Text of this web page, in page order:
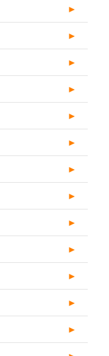
►
►
►
►
►
►
►
►
►
►
►
►
►